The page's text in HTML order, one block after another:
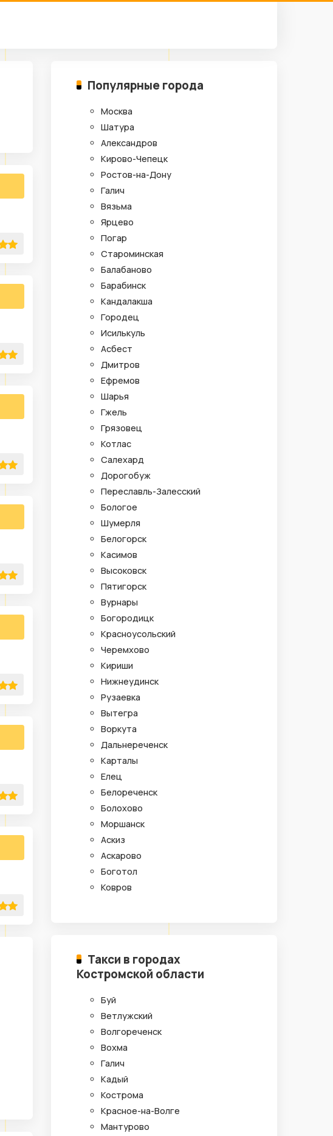
Популярные города
Москва
Шатура
Александров
Кирово-Чепецк
Ростов-на-Дону
Галич
Вязьма
Ярцево
Погар
Староминская
Балабаново
Барабинск
Кандалакша
Городец
Исилькуль
Асбест
Дмитров
Ефремов
Шарья
Гжель
Грязовец
Котлас
Салехард
Дорогобуж
Переславль-Залесский
Бологое
Шумерля
Белогорск
Касимов
Высоковск
Пятигорск
Вурнары
Богородицк
Красноусольский
Черемхово
Кириши
Нижнеудинск
Рузаевка
Вытегра
Воркута
Дальнереченск
Карталы
Елец
Белореченск
Болохово
Моршанск
Аскиз
Аскарово
Боготол
Ковров
Такси в городах
Костромской области
Буй
Ветлужский
Волгореченск
Вохма
Галич
Кадый
Кострома
Красное-на-Волге
Мантурово